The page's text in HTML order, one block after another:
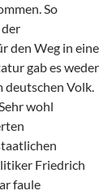
So
den Weg in eine
gab es weder
deutschen Volk.
wohl
Friedrich
faule